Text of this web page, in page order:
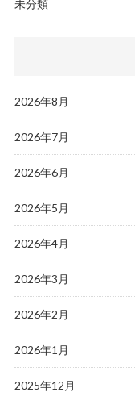
未分類
2026年8月
2026年7月
2026年6月
2026年5月
2026年4月
2026年3月
2026年2月
2026年1月
2025年12月